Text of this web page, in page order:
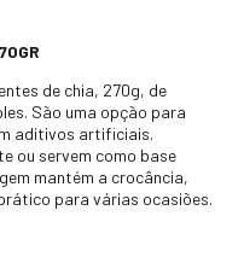
de chia, 270g, de
São uma opção para
aditivos artificiais.
ou servem como base
mantém a crocância,
para várias ocasiões.